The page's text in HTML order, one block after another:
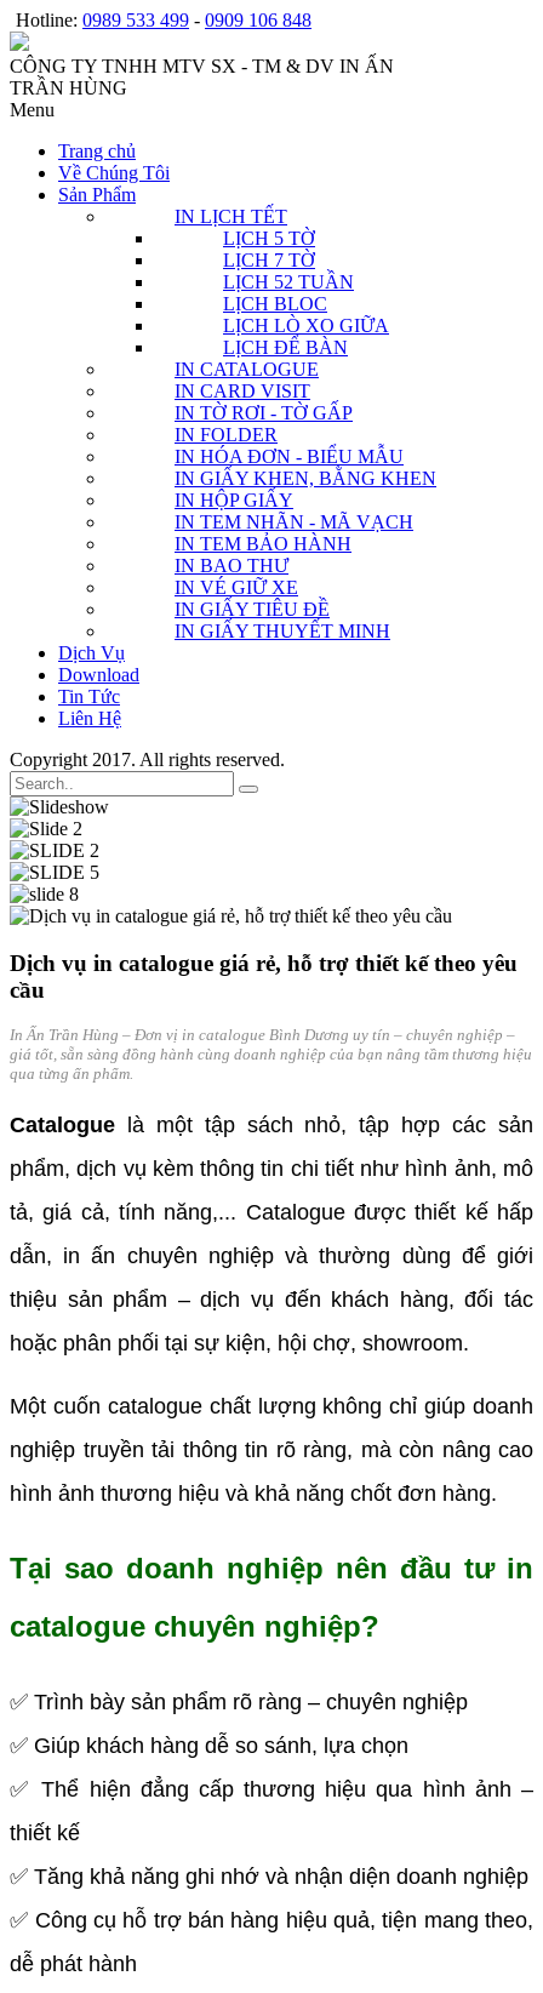
Hotline: 0989 533 499 - 0909 106 848
CÔNG TY TNHH MTV SX - TM & DV IN ẤN
TRẦN HÙNG
Menu
Trang chủ
Về Chúng Tôi
Sản Phẩm
IN LỊCH TẾT
LỊCH 5 TỜ
LỊCH 7 TỜ
LỊCH 52 TUẦN
LỊCH BLOC
LỊCH LÒ XO GIỮA
LỊCH ĐỂ BÀN
IN CATALOGUE
IN CARD VISIT
IN TỜ RƠI - TỜ GẤP
IN FOLDER
IN HÓA ĐƠN - BIỂU MẪU
IN GIẤY KHEN, BẰNG KHEN
IN HỘP GIẤY
IN TEM NHÃN - MÃ VẠCH
IN TEM BẢO HÀNH
IN BAO THƯ
IN VÉ GIỮ XE
IN GIẤY TIÊU ĐỀ
IN GIẤY THUYẾT MINH
Dịch Vụ
Download
Tin Tức
Liên Hệ
Copyright 2017. All rights reserved.
Dịch vụ in catalogue giá rẻ, hỗ trợ thiết kế theo yêu
cầu
In Ấn Trần Hùng – Đơn vị in catalogue Bình Dương uy tín – chuyên nghiệp –
giá tốt, sẵn sàng đồng hành cùng doanh nghiệp của bạn nâng tầm thương hiệu
qua từng ấn phẩm.
Catalogue là một tập sách nhỏ, tập hợp các sản
phẩm, dịch vụ kèm thông tin chi tiết như hình ảnh, mô
tả, giá cả, tính năng,... Catalogue được thiết kế hấp
dẫn, in ấn chuyên nghiệp và thường dùng để giới
thiệu sản phẩm – dịch vụ đến khách hàng, đối tác
hoặc phân phối tại sự kiện, hội chợ, showroom.
Một cuốn catalogue chất lượng không chỉ giúp doanh
nghiệp truyền tải thông tin rõ ràng, mà còn nâng cao
hình ảnh thương hiệu và khả năng chốt đơn hàng.
Tại sao doanh nghiệp nên đầu tư in
catalogue chuyên nghiệp?
✅ Trình bày sản phẩm rõ ràng – chuyên nghiệp
✅ Giúp khách hàng dễ so sánh, lựa chọn
✅ Thể hiện đẳng cấp thương hiệu qua hình ảnh –
thiết kế
✅ Tăng khả năng ghi nhớ và nhận diện doanh nghiệp
✅ Công cụ hỗ trợ bán hàng hiệu quả, tiện mang theo,
dễ phát hành